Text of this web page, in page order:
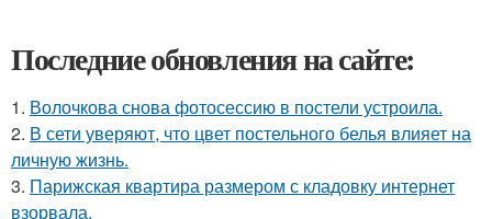
Последние обновления на сайте:
1. Волочкова снова фотосессию в постели устроила.
2. В сети уверяют, что цвет постельного белья влияет на
личную жизнь.
3. Парижская квартира размером с кладовку интернет
взорвала.